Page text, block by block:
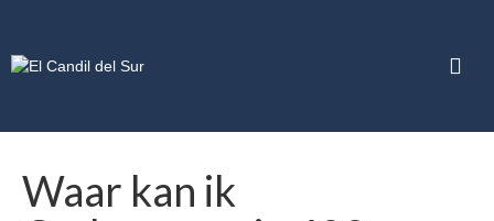
Waar kan ik